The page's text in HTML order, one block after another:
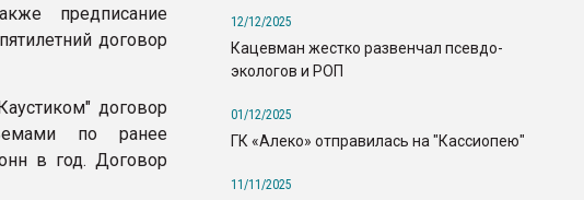
предписание
договор
договор
по ранее
в год. Договор
12/12/2025
Кацевман жестко развенчал псевдо-
экологов и РОП
01/12/2025
ГК «Алеко» отправилась на "Кассиопею"
11/11/2025